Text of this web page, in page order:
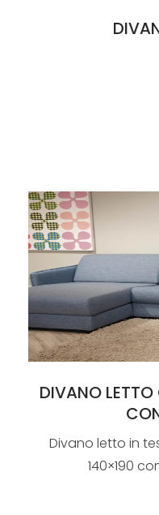
DIVANO
Divano letto in
140×190